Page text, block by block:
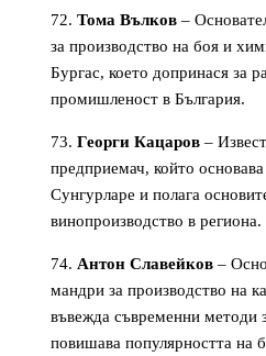
Тома Вълков –
за производство на боя и
Бургас, което допринася за
промишленост в България.
Георги Кацаров –
предприемач, който
Сунгурларе и полага
винопроизводство в региона.
Антон Славейков –
мандри за производство на
въвежда съвременни методи
повишава популярността на